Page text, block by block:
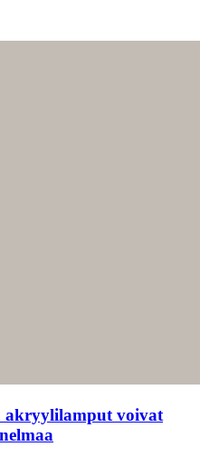
akryylilamput voivat